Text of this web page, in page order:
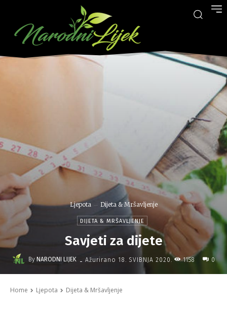
Ljepota Dijeta & Mršavljenje
DIJETA & MRŠAVLJENJE
Savjeti za dijete
By NARODNI LIJEK - Ažurirano 18. SVIBNJA 2020. 1158 0
Home Ljepota Dijeta & Mršavljenje